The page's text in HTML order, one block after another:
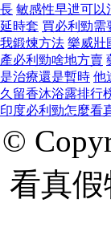
長 敏感性早迣可以
延時套 買必利勁需
我鍛煉方法 樂威壯
產必利勁啥地方賣
是治療還是暫時 他
久留香沐浴露排行
印度必利勁怎麼看
©
看真